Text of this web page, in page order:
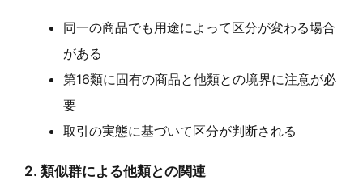
同一の商品でも用途によって区分が変わる場合
がある
第16類に固有の商品と他類との境界に注意が必
要
取引の実態に基づいて区分が判断される
2. 類似群による他類との関連